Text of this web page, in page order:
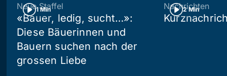
1 Min
Neue Staffel
«Bauer, ledig, sucht…»:
Diese Bäuerinnen und
Bauern suchen nach der
grossen Liebe
2 Min
Nachrichten